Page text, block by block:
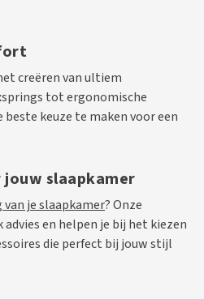
creëren van ultiem
tot ergonomische
keuze te maken voor een
slaapkamer
je slaapkamer? Onze
en helpen je bij het kiezen
die perfect bij jouw stijl